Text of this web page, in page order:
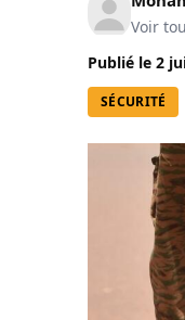
Voir
Publié le 2
SÉCURITÉ